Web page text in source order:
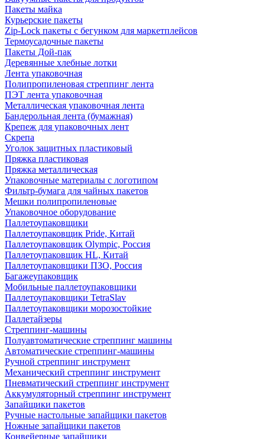
Пакеты майка
Курьерские пакеты
Zip-Lock пакеты с бегунком для маркетплейсов
Термоусадочные пакеты
Пакеты Дой-пак
Деревянные хлебные лотки
Лента упаковочная
Полипропиленовая стреппинг лента
ПЭТ лента упаковочная
Металлическая упаковочная лента
Бандерольная лента (бумажная)
Крепеж для упаковочных лент
Скрепа
Уголок защитных пластиковый
Пряжка пластиковая
Пряжка металлическая
Упаковочные материалы с логотипом
Фильтр-бумага для чайных пакетов
Мешки полипропиленовые
Упаковочное оборудование
Паллетоупаковщики
Паллетоупаковщик Pride, Китай
Паллетоупаковщик Olympic, Россия
Паллетоупаковщик HL, Китай
Паллетоупаковщики ПЗО, Россия
Багажеупаковщик
Мобильные паллетоупаковщики
Паллетоупаковщики TetraSlav
Паллетоупаковщики морозостойкие
Паллетайзеры
Стреппинг-машины
Полуавтоматические стреппинг машины
Автоматические стреппинг-машины
Ручной стреппинг инструмент
Механический стреппинг инструмент
Пневматический стреппинг инструмент
Аккумуляторный стреппинг инструмент
Запайщики пакетов
Ручные настольные запайщики пакетов
Ножные запайщики пакетов
Конвейерные запайщики